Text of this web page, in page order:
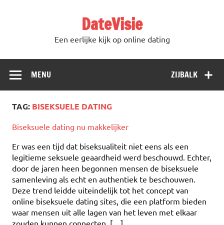
DateVisie
Een eerlijke kijk op online dating
ZIJBALK
MENU
TAG: BISEKSUELE DATING
Biseksuele dating nu makkelijker
Er was een tijd dat biseksualiteit niet eens als een
legitieme seksuele geaardheid werd beschouwd. Echter,
door de jaren heen begonnen mensen de biseksuele
samenleving als echt en authentiek te beschouwen.
Deze trend leidde uiteindelijk tot het concept van
online biseksuele dating sites, die een platform bieden
waar mensen uit alle lagen van het leven met elkaar
zouden kunnen connecten, […]